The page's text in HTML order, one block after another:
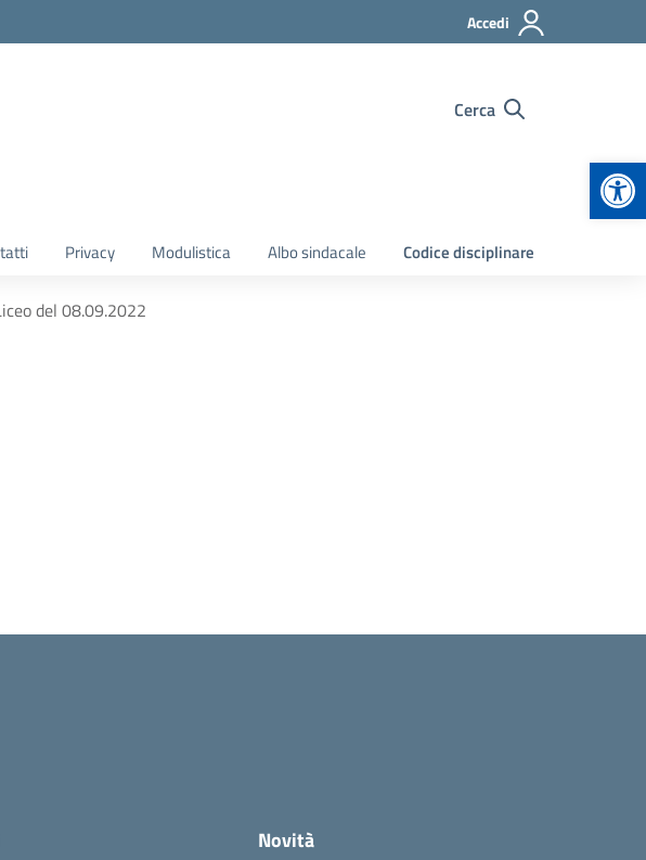
Accedi
Cerca
Privacy Modulistica Albo sindacale Codice disciplinare
del 08.09.2022
Novità